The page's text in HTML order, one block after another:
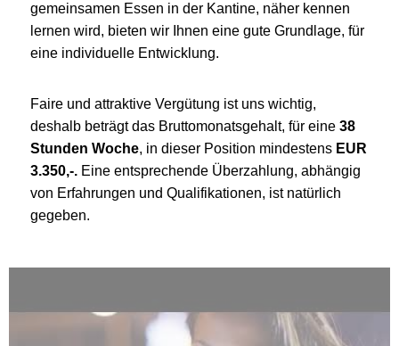
gemeinsamen Essen in der Kantine, näher kennen
lernen wird, bieten wir Ihnen eine gute Grundlage, für
eine individuelle Entwicklung.
Faire und attraktive Vergütung ist uns wichtig,
deshalb beträgt das Bruttomonatsgehalt, für eine 38
Stunden Woche, in dieser Position mindestens EUR
3.350,-. Eine entsprechende Überzahlung, abhängig
von Erfahrungen und Qualifikationen, ist natürlich
gegeben.